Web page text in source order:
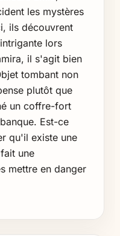
les mystères
ils découvrent
lors
il s'agit bien
tombant non
plutôt que
un coffre-fort
Est-ce
qu'il existe une
une
mettre en danger